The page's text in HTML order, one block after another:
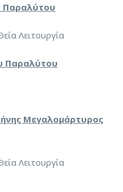
Παραλύτου
Λειτουργία
Παραλύτου
Μεγαλομάρτυρος
Λειτουργία